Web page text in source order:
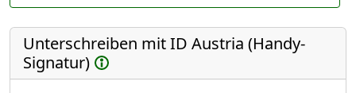
Unterschreiben mit ID Austria (Handy-
Signatur)